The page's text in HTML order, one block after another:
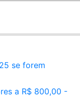
se forem
a R$ 800,00 -